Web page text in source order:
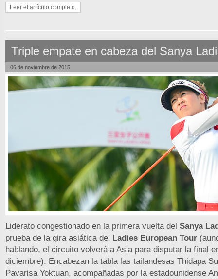
Leer el artículo completo.
Triple empate en cabeza del Sanya
06 de noviembre de 2015
Liderato congestionado en la primera vuelta del Sanya
prueba de la gira asiática del Ladies European Tour
hablando, el circuito volverá a Asia para disputar la final
diciembre). Encabezan la tabla las tailandesas Thidapa
Pavarisa Yoktuan, acompañadas por la estadounidense